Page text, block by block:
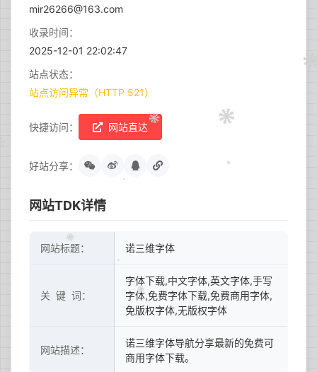
mir26266@163.com
收录时间：
2025-12-01 22:02:47
站点状态：
站点访问异常（HTTP 521）
快捷访问： 网站直达
好站分享：
网站TDK详情
网站标题： 诺三维字体
关 键 词：
字体下载,中文字体,英文字体,手写
字体,免费字体下载,免费商用字体,
免版权字体,无版权字体
网站描述：
诺三维字体导航分享最新的免费可
商用字体下载。